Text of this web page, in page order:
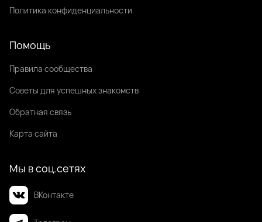
Политика конфиденциальности
Помощь
Правила сообщества
Советы для успешных знакомств
Обратная связь
Карта сайта
Мы в соц.сетях
ВКонтакте